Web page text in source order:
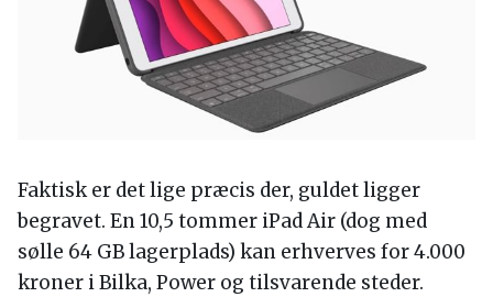
Faktisk er det lige præcis der, guldet ligger
begravet. En 10,5 tommer iPad Air (dog med
sølle 64 GB lagerplads) kan erhverves for 4.000
kroner i Bilka, Power og tilsvarende steder.